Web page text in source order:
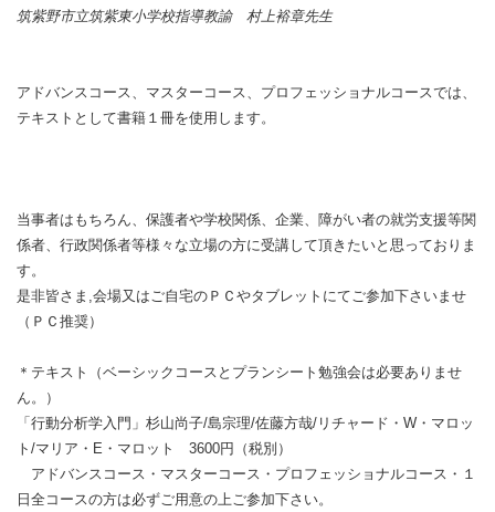
筑紫野市立筑紫東小学校指導教諭 村上裕章先生
アドバンスコース、マスターコース、プロフェッショナルコースでは、
テキストとして書籍１冊を使用します。
当事者はもちろん、保護者や学校関係、企業、障がい者の就労支援等関
係者、行政関係者等様々な立場の方に受講して頂きたいと思っておりま
す。
是非皆さま,会場又はご自宅のＰＣやタブレットにてご参加下さいませ
（ＰＣ推奨）
＊テキスト（ベーシックコースとプランシート勉強会は必要ありませ
ん。）
「行動分析学入門」杉山尚子/島宗理/佐藤方哉/リチャード・W・マロッ
ト/マリア・E・マロット 3600円（税別）
アドバンスコース・マスターコース・プロフェッショナルコース・１
日全コースの方は必ずご用意の上ご参加下さい。